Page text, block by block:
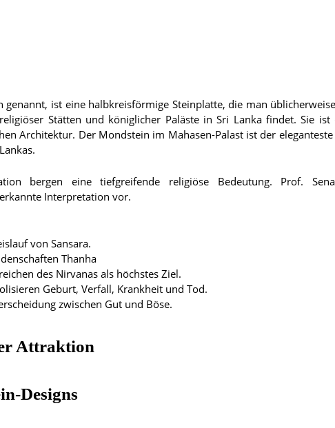
genannt, ist eine halbkreisförmige Steinplatte, die man
Stätten und königlicher Paläste in Sri Lanka findet. Sie ist
Architektur. Der Mondstein im Mahasen-Palast ist der
bergen eine tiefgreifende religiöse Bedeutung. Prof.
Interpretation vor.
von Sansara.
Thanha
des Nirvanas als höchstes Ziel.
Geburt, Verfall, Krankheit und Tod.
zwischen Gut und Böse.
Attraktion
Designs